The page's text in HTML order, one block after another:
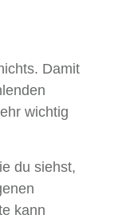
Damit
wichtig
du siehst,
kann